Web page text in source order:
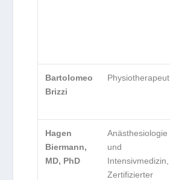
Bartolomeo
Brizzi
Physiotherapeut
Hagen
Biermann,
MD, PhD
Anästhesiologie
und
Intensivmedizin,
Zertifizierter